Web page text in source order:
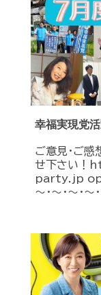
幸福実現党
ご意見・ご感
せ下さい
party.jp
～・～・～・～